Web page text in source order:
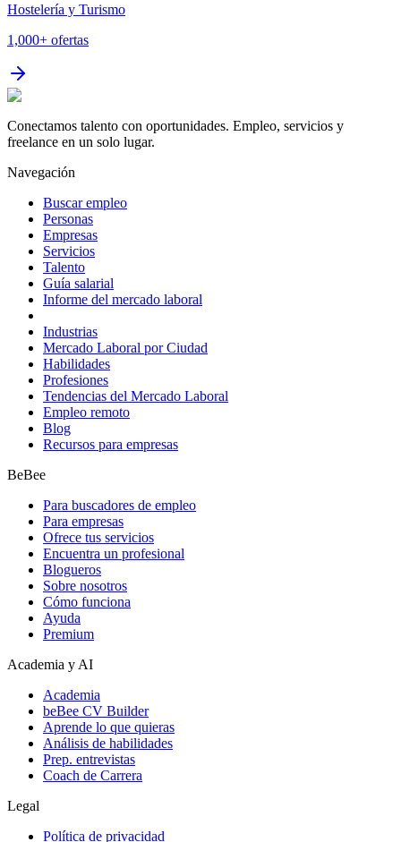
Hostelería y Turismo
1,000+ ofertas
Conectamos talento con oportunidades. Empleo, servicios y
freelance en un solo lugar.
Navegación
Buscar empleo
Personas
Empresas
Servicios
Talento
Guía salarial
Informe del mercado laboral
Industrias
Mercado Laboral por Ciudad
Habilidades
Profesiones
Tendencias del Mercado Laboral
Empleo remoto
Blog
Recursos para empresas
BeBee
Para buscadores de empleo
Para empresas
Ofrece tus servicios
Encuentra un profesional
Blogueros
Sobre nosotros
Cómo funciona
Ayuda
Premium
Academia y AI
Academia
beBee CV Builder
Aprende lo que quieras
Análisis de habilidades
Prep. entrevistas
Coach de Carrera
Legal
Política de privacidad